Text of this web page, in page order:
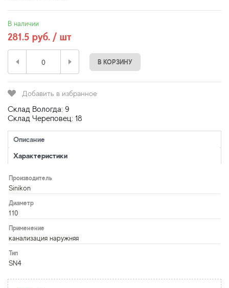
В наличии
281.5 руб. / шт
В КОРЗИНУ
Добавить в избранное
Склад Вологда: 9
Склад Череповец: 18
Описание
Характеристики
Производитель
Sinikon
Диаметр
110
Применение
канализация наружняя
Тип
SN4